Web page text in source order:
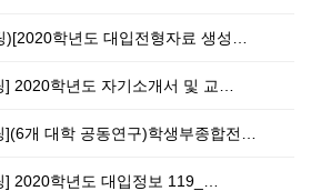
)[2020학년도 대입전형자료 생성…
2020학년도 자기소개서 및 교…
개 대학 공동연구)학생부종합전…
] 2020학년도 대입정보 119_…